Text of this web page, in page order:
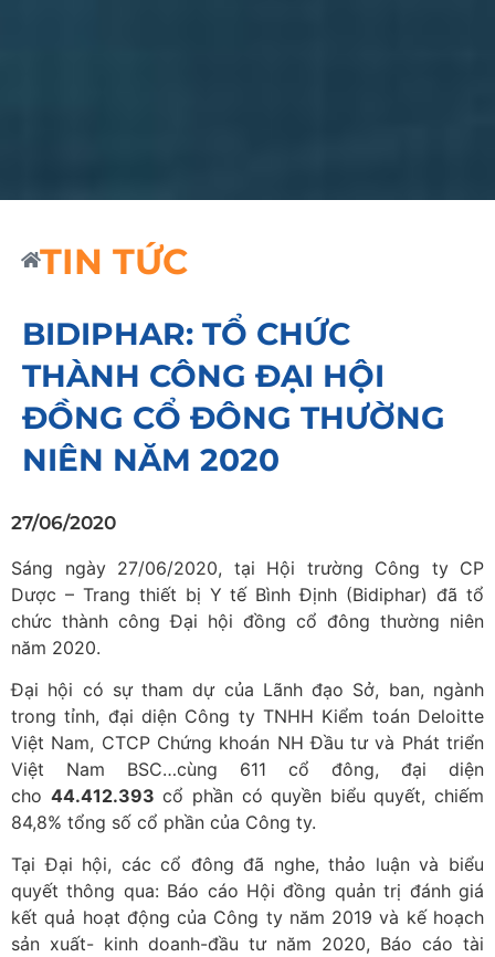
TIN TỨC
BIDIPHAR: TỔ CHỨC
THÀNH CÔNG ĐẠI HỘI
ĐỒNG CỔ ĐÔNG THƯỜNG
NIÊN NĂM 2020
27/06/2020
Sáng ngày 27/06/2020, tại Hội trường Công ty CP
Dược – Trang thiết bị Y tế Bình Định (Bidiphar) đã tổ
chức thành công Đại hội đồng cổ đông thường niên
năm 2020.
Đại hội có sự tham dự của Lãnh đạo Sở, ban, ngành
trong tỉnh, đại diện Công ty TNHH Kiểm toán Deloitte
Việt Nam, CTCP Chứng khoán NH Đầu tư và Phát triển
Việt Nam BSC…cùng 611 cổ đông, đại diện
cho 44.412.393 cổ phần có quyền biểu quyết, chiếm
84,8% tổng số cổ phần của Công ty.
Tại Đại hội, các cổ đông đã nghe, thảo luận và biểu
quyết thông qua: Báo cáo Hội đồng quản trị đánh giá
kết quả hoạt động của Công ty năm 2019 và kế hoạch
sản xuất- kinh doanh-đầu tư năm 2020, Báo cáo tài